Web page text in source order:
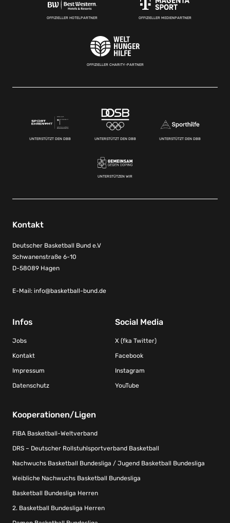
OFFIZIELLER HOTELPARTNER OFFIZIELLER MEDIENPARTNER
OFFIZIELLER CHARITY-PARTNER
UNTERSTÜTZT DEN DBB UNTERSTÜTZT DEN DBB UNTERSTÜTZT DEN DBB
UNTERSTÜTZEN WIR
Kontakt
Deutscher Basketball Bund e.V
Schwanenstraße 6-10
D-58089 Hagen
E-Mail: info@basketball-bund.de
Infos
Jobs
Kontakt
Impressum
Datenschutz
Social Media
X (fka Twitter)
Facebook
Instagram
YouTube
Kooperationen/Ligen
FIBA Basketball-Weltverband
DRS – Deutscher Rollstuhlsportverband Basketball
Nachwuchs Basketball Bundesliga / Jugend Basketball Bundesliga
Weibliche Nachwuchs Basketball Bundesliga
Basketball Bundesliga Herren
2. Basketball Bundesliga Herren